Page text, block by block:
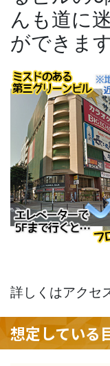
んも道に
ができます
詳しくはアクセ
想定している